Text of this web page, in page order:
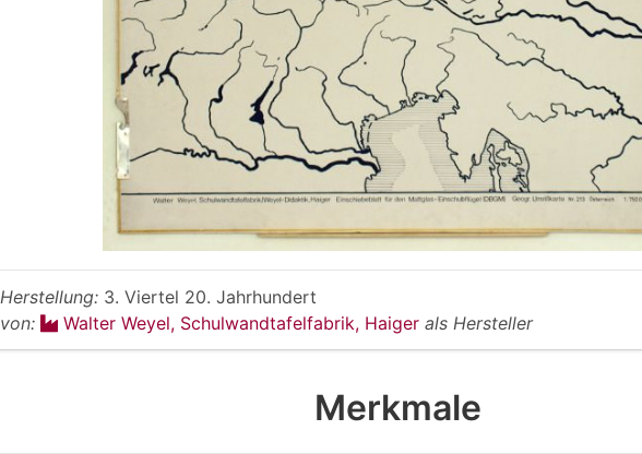
Herstellung: 3. Viertel 20. Jahrhundert
von:
Walter Weyel, Schulwandtafelfabrik, Haiger als Hersteller
Merkmale